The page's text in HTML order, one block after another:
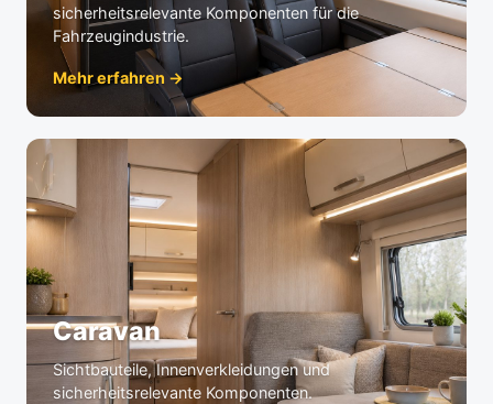
sicherheitsrelevante Komponenten für die
Fahrzeugindustrie.
Mehr erfahren →
Caravan
Sichtbauteile, Innenverkleidungen und
sicherheitsrelevante Komponenten.